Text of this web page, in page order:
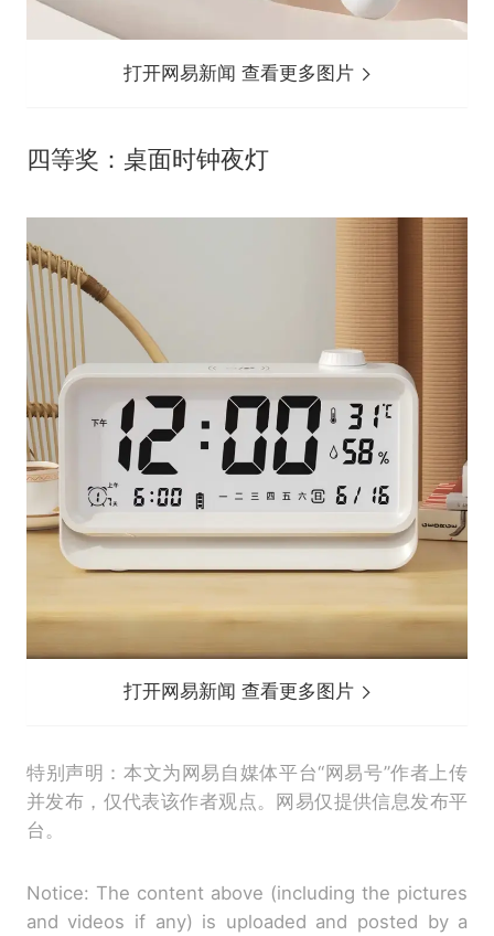
打开网易新闻 查看更多图片
四等奖：桌面时钟夜灯
打开网易新闻 查看更多图片
特别声明：本文为网易自媒体平台“网易号”作者上传
并发布，仅代表该作者观点。网易仅提供信息发布平
台。
Notice: The content above (including the pictures
and videos if any) is uploaded and posted by a